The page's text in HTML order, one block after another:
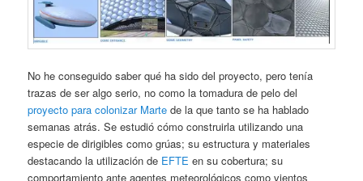
No he conseguido saber qué ha sido del proyecto, pero tenía
trazas de ser algo serio, no como la tomadura de pelo del
proyecto para colonizar Marte de la que tanto se ha hablado
semanas atrás. Se estudió cómo construirla utilizando una
especie de dirigibles como grúas; su estructura y materiales
destacando la utilización de EFTE en su cobertura; su
comportamiento ante agentes meteorológicos como vientos